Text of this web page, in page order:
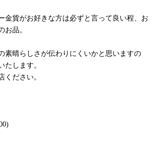
金貨がお好きな方は必ずと言って良い程、お
お品。
素晴らしさが伝わりにくいかと思いますの
たします。
ください。